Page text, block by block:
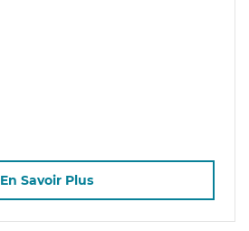
En Savoir Plus